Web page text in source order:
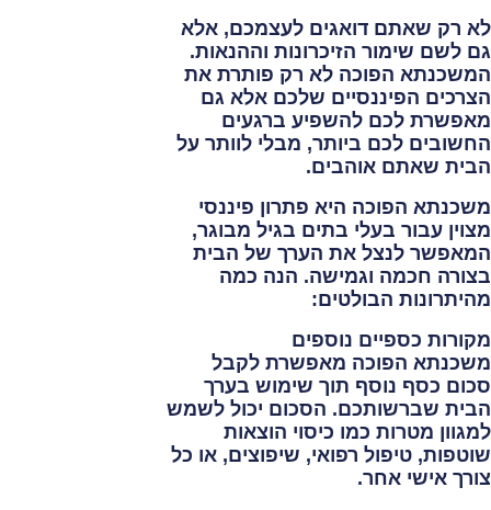
לא רק שאתם דואגים לעצמכם, אלא
גם לשם שימור הזיכרונות וההנאות.
המשכנתא הפוכה לא רק פותרת את
הצרכים הפיננסיים שלכם אלא גם
מאפשרת לכם להשפיע ברגעים
החשובים לכם ביותר, מבלי לוותר על
הבית שאתם אוהבים.
משכנתא הפוכה היא פתרון פיננסי
מצוין עבור בעלי בתים בגיל מבוגר,
המאפשר לנצל את הערך של הבית
בצורה חכמה וגמישה. הנה כמה
מהיתרונות הבולטים:
מקורות כספיים נוספים
משכנתא הפוכה מאפשרת לקבל
סכום כסף נוסף תוך שימוש בערך
הבית שברשותכם. הסכום יכול לשמש
למגוון מטרות כמו כיסוי הוצאות
שוטפות, טיפול רפואי, שיפוצים, או כל
צורך אישי אחר.